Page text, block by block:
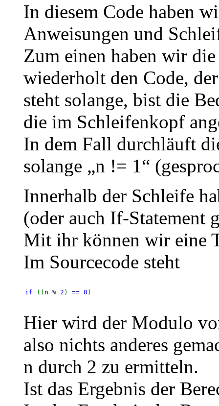
In diesem Code haben
Anweisungen und
Zum einen haben wir
wiederholt den Code,
steht solange, bist die
die im Schleifenkopf
In dem Fall durchläuft
solange „n != 1“
Innerhalb der Schleife
(oder auch If-Statement
Mit ihr können wir eine
Im Sourcecode steht
if ( ( n % 2 ) == 0 )
Hier wird der Modulo
also nichts anderes
n durch 2 zu ermitteln.
Ist das Ergebnis der